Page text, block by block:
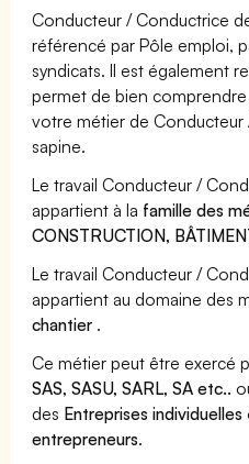
Conducteur / Conductrice
référencé par Pôle emploi,
syndicats. Il est également
permet de bien
votre métier de
sapine.
Le travail Conducteur /
appartient à la famille des
CONSTRUCTION,
Le travail Conducteur /
appartient au domaine des
chantier .
Ce métier peut être exercé
SAS, SASU, SARL, SA etc..
des Entreprises individuelles
entrepreneurs.